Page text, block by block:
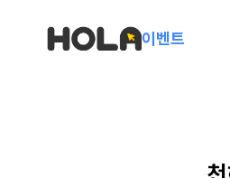
이벤트